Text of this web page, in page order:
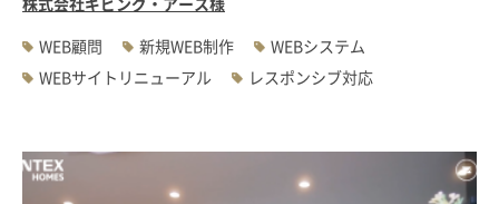
#病院・クリニック・医療
#集客サポート #広告運用
WEB顧問
新規WEB制作
WEBシステム
WEBサイトリニューアル
レスポンシブ対応